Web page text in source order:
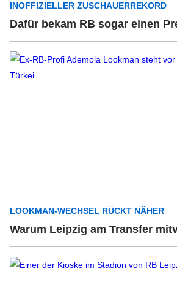
INOFFIZIELLER ZUSCHAUERREKORD
Dafür bekam RB sogar einen
LOOKMAN-WECHSEL RÜCKT NÄHER
Warum Leipzig am Transfer